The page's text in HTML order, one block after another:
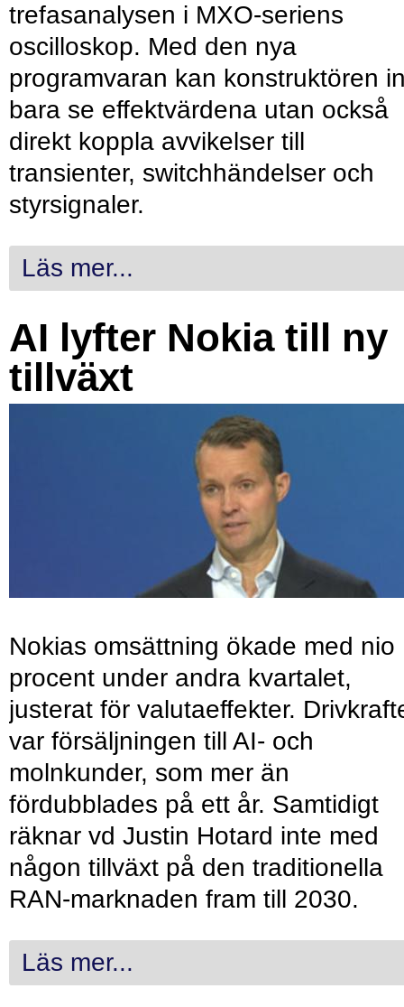
trefasanalysen i MXO-seriens
oscilloskop. Med den nya
programvaran kan konstruktören
bara se effektvärdena utan också
direkt koppla avvikelser till
transienter, switchhändelser och
styrsignaler.
Läs mer...
AI lyfter Nokia till ny
tillväxt
Nokias omsättning ökade med nio
procent under andra kvartalet,
justerat för valutaeffekter.
var försäljningen till AI- och
molnkunder, som mer än
fördubblades på ett år. Samtidigt
räknar vd Justin Hotard inte med
någon tillväxt på den traditionella
RAN-marknaden fram till 2030.
Läs mer...